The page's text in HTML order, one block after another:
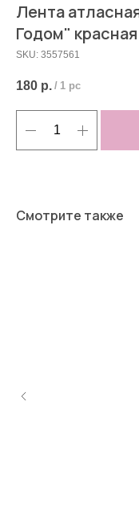
Лента
Годом" красная
SKU: 3557561
180 р. / 1 pc
Смотрите также